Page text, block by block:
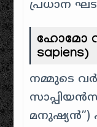
പ്രധാന
ഹോമോ
sapiens)
നമ്മുടെ
മനുഷ്യൻ”)